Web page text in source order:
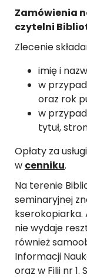
Zamówienia
czytelni
Zlecenie
imię i
w
oraz rok
w
tytuł,
Opłaty za
w cenniku.
Na terenie
seminaryjnej
kserokopiarka.
nie wydaje
również
Informacji
oraz w Filii nr 1.